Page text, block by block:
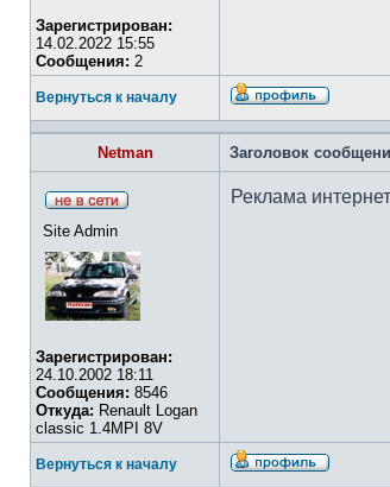
Зарегистрирован:
14.02.2022 15:55
Сообщения: 2
Вернуться к началу
Netman Заголовок
Site Admin
Зарегистрирован:
24.10.2002 18:11
Сообщения: 8546
Откуда: Renault Logan
classic 1.4MPI 8V
Реклама
Вернуться к началу